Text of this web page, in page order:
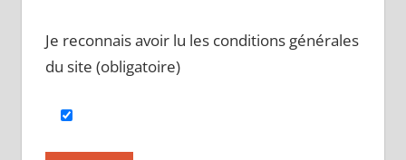
Je reconnais avoir lu les conditions générales
du site (obligatoire)